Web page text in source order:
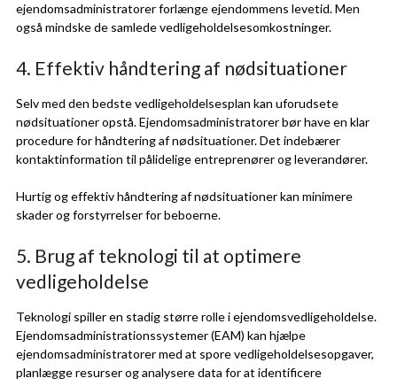
ejendomsadministratorer forlænge ejendommens levetid. Men
også mindske de samlede vedligeholdelsesomkostninger.
4. Effektiv håndtering af nødsituationer
Selv med den bedste vedligeholdelsesplan kan uforudsete
nødsituationer opstå. Ejendomsadministratorer bør have en klar
procedure for håndtering af nødsituationer. Det indebærer
kontaktinformation til pålidelige entreprenører og leverandører.
Hurtig og effektiv håndtering af nødsituationer kan minimere
skader og forstyrrelser for beboerne.
5. Brug af teknologi til at optimere
vedligeholdelse
Teknologi spiller en stadig større rolle i ejendomsvedligeholdelse.
Ejendomsadministrationssystemer (EAM) kan hjælpe
ejendomsadministratorer med at spore vedligeholdelsesopgaver,
planlægge resurser og analysere data for at identificere